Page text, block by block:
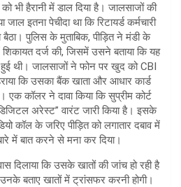
भी हैरानी में डाल दिया है। जालसाजों की
इतना पेचीदा था कि रिटायर्ड कर्मचारी
पुलिस के मुताबिक, पीड़ित ने मंडी के
दर्ज की, जिसमें उसने बताया कि यह
थी। जालसाजों ने फोन पर खुद को CBI
कि उसका बैंक खाता और आधार कार्ड
एक कॉलर ने दावा किया कि सुप्रीम कोर्ट
अरेस्ट” वारंट जारी किया है। इसके
कॉल के जरिए पीड़ित को लगातार दबाव में
में बात करने से मना कर दिया।
दिलाया कि उसके खातों की जांच हो रही है
बताए खातों में ट्रांसफर करनी होगी।